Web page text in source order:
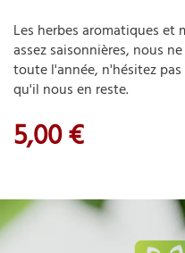
Les herbes aromatiques et
assez saisonnières, nous
toute l'année, n'hésitez
qu'il nous en reste.
5,00 €